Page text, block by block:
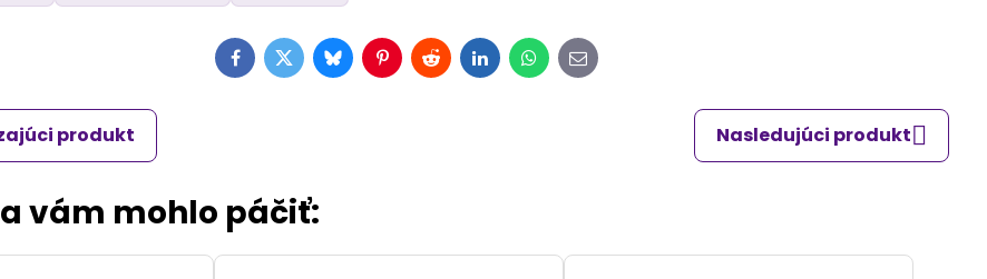
Facebook
TwitterBlueskyPinterest
RedditLinkedInWhatsApp
E-
mail
produkt Nasledujúci produkt
vám mohlo páčiť: